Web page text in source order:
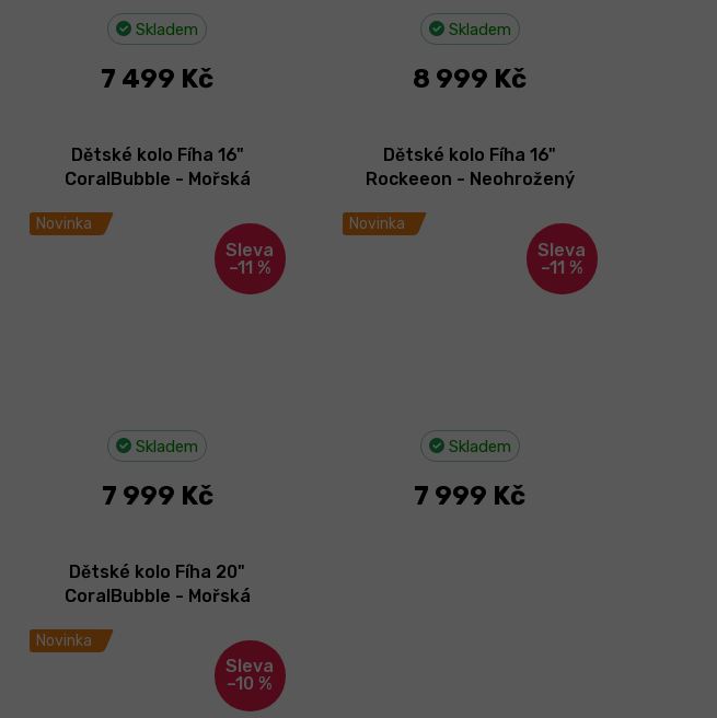
Skladem
7 499 Kč
Skladem
8 999 Kč
Novinka
–11 %
Dětské kolo Fíha 16"
CoralBubble - Mořská
Skladem
7 999 Kč
Novinka
–11 %
Dětské kolo Fíha 16"
Rockeeon - Neohrožený
Skladem
7 999 Kč
Novinka
–10 %
Dětské kolo Fíha 20"
CoralBubble - Mořská